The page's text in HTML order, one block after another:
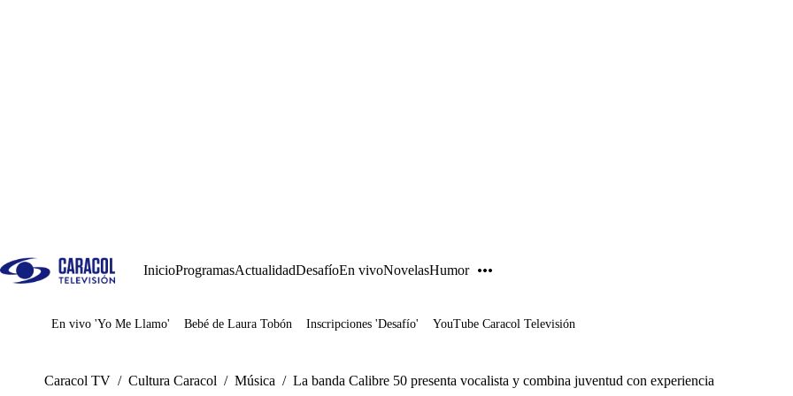
InicioProgramasActualidadDesafíoEn vivoNovelasHumor
Juegos
En vivo 'Yo Me Llamo' Bebé de Laura Tobón Inscripciones 'Desafío' YouTube Caracol Televisión
Caracol TV / Cultura Caracol / Música / La banda Calibre 50 presenta vocalista y combina juventud con experiencia